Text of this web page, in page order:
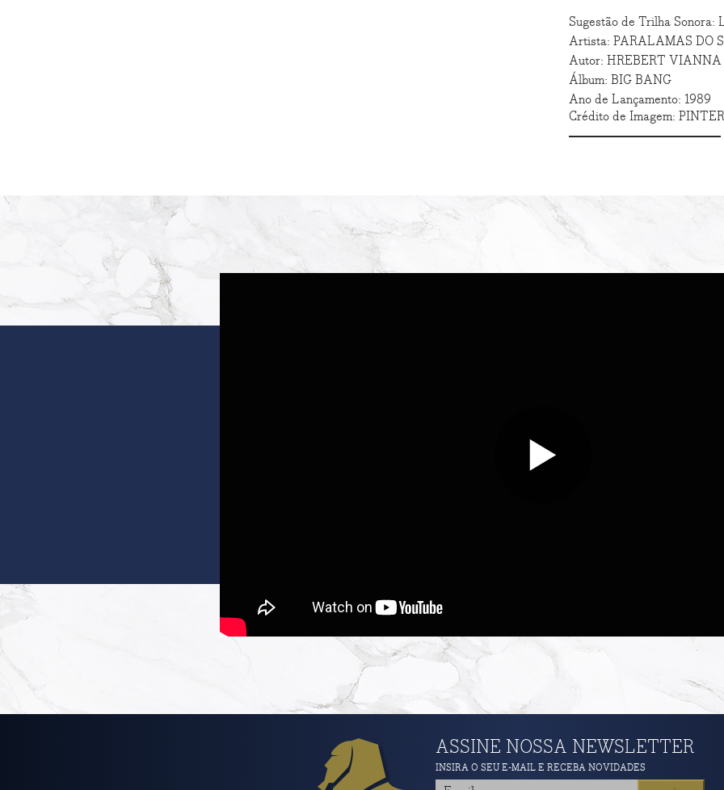
Sugestão de Trilha
Artista: PARALAMAS DO
Autor: HREBERT VIANNA
Álbum: BIG BANG
Ano de Lançamento: 1989
Crédito de Imagem:
ASSINE NOSSA NEWSLETTER
INSIRA O SEU E-MAIL E RECEBA NOVIDADES